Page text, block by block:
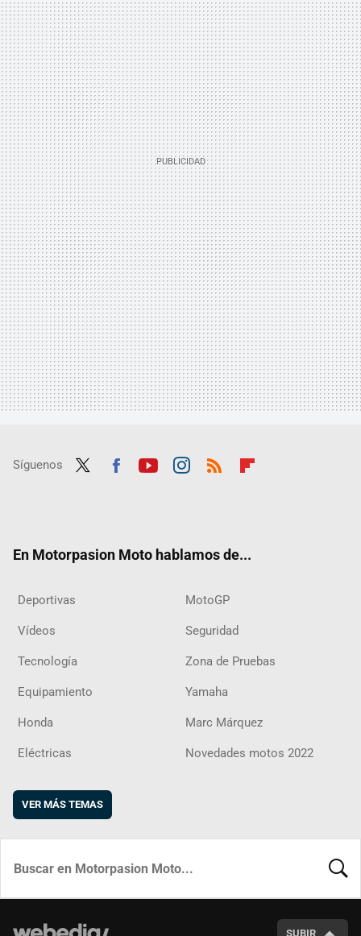
Síguenos
En Motorpasion Moto hablamos de...
Deportivas MotoGP
Vídeos Seguridad
Tecnología Zona de Pruebas
Equipamiento Yamaha
Honda Marc Márquez
Eléctricas Novedades motos 2022
VER MÁS TEMAS
SUBIR